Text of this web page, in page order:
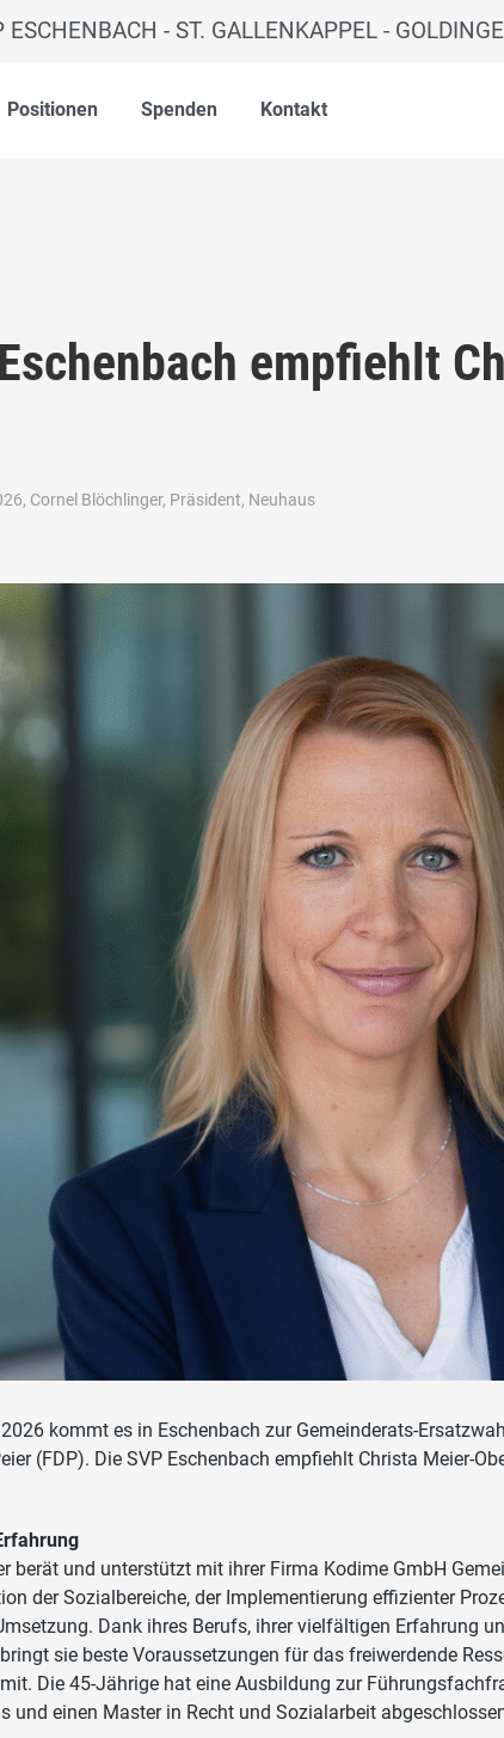
- ST. GALLENKAPPEL -
Positionen Spenden Kontakt
empfiehlt
Cornel Blöchlinger, Präsident, Neuhaus
kommt es in Eschenbach zur Gemeinderats-
(FDP). Die SVP Eschenbach empfiehlt Christa Meier-
berät und unterstützt mit ihrer Firma Kodime GmbH
der Sozialbereiche, der Implementierung effizienter
Dank ihres Berufs, ihrer vielfältigen Erfahrung
sie beste Voraussetzungen für das freiwerdende
Die 45-Jährige hat eine Ausbildung zur
und einen Master in Recht und Sozialarbeit